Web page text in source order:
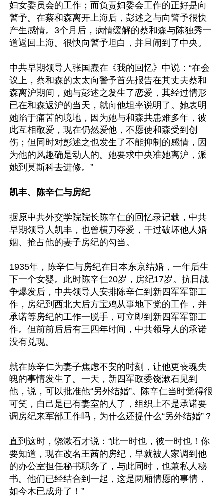
妇女委员会的工作；而负责妇委会工作的正好是向
警予。在蔡和森离开上海后，彭述之与向警予很快
产生感情。3个月后，病情缓解的蔡和森与陈独秀一
道返回上海。很快向警予坦白，并且闹到了中央。
中共早期领导人张国焘在《我的回忆》中说：“在会
议上，蔡和森的太太向警予首先报告在其丈夫蔡和
森离沪期间，她与彭述之发生了恋爱，其经过情形
已在和森返沪的当天，就向他坦率说明了。她表明
她陷于痛苦的境地，因为她与和森共患难多年，彼
此互相敬爱，现在仍然爱他，不愿使和森受到创
伤；但同时对彭述之也发生了不能抑制的感情，因
为他的风趣确是动人的。她要求中央准她离沪，派
她到莫斯科去进修。”
凯丰、陈辛仁与房纪
据原中共外交学院院长陈辛仁的回忆录记载，中共
早期领导人凯丰，也曾横刀夺爱，干过破坏他人婚
姻、抢占他的妻子房纪的勾当。
1935年，陈辛仁与房纪在日本东京结婚，一年后生
下一个女婴。此时陈辛仁20岁，房纪17岁。抗日战
争爆发后，中共领导人安排陈辛仁到新四军军部工
作，房纪到西北大后方宝鸡从事地下党的工作，并
承诺等房纪的工作一脱手，可立即到新四军军部工
作。但前前后后有三四年时间，中共领导人的承诺
没有兑现。
就在陈辛仁为妻子焦虑不安的时刻，让他更丧魂失
魄的事情发生了。一天，新四军政委饶漱石见到
他，说，可以批准他“另外结婚”。陈辛仁当时觉得很
可笑，自己是已有妻室的人了，组织上不是承诺要
调房纪来军部工作吗，为什么还提什么“另外结婚”？
直到这时，饶漱石才说：“此一时也，彼一时也！你
要知道，现在改名王茜的房纪，早就被人家调到他
的办公室担任秘书职务了，与此同时，也兼私人秘
书。他们已经结合到一起，这是两厢情愿的事情，
如今木已成舟了！”